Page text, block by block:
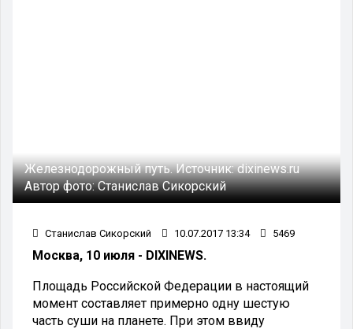
Железнодорожный путь.Источник:dixinews.ru
Автор фото:Станислав Сикорский
Станислав Сикорский 10.07.2017 13:34 5469
Москва, 10 июля - DIXINEWS.
Площадь Российской Федерации в настоящий
момент составляет примерно одну шестую
часть суши на планете. При этом ввиду